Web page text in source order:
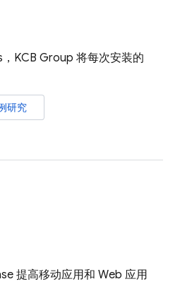
，KCB Group 将每次安装的
研究
提高移动应用和 Web 应用